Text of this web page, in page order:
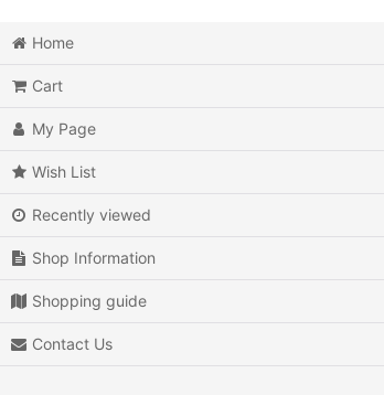
Home
Cart
My Page
Wish List
Recently viewed
Shop Information
Shopping guide
Contact Us